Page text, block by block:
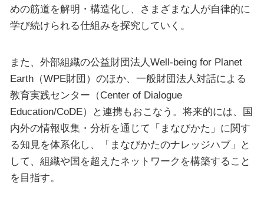
めの筋道を解明・構造化し、さまざまな人が自律的に
学び続けられる仕組みを探究していく。
また、外部組織の公益財団法人Well-being for Planet
Earth（WPE財団）のほか、一般財団法人対話による
教育実践センター（Center of Dialogue
Education/CoDE）と連携もおこなう。将来的には、国
内外の情報収集・分析を通じて「まなびかた」に関す
る知見を体系化し、「まなびかたのナレッジハブ」と
して、組織や国を超えたネットワークを構築すること
を目指す。